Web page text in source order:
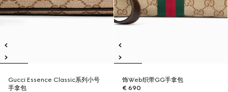
Gucci Essence Classic系列小号
手拿包
饰Web织带GG手拿包
€ 690